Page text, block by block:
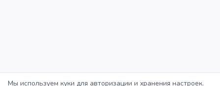
Мы используем куки для авторизации и хранения настроек.